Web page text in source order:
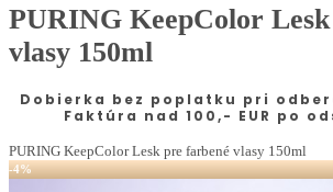
PURING KeepColor
vlasy 150ml
Dobierka bez poplatku pri
Faktúra nad 100,- EUR po
PURING KeepColor Lesk pre farbené vlasy 150ml
-4%